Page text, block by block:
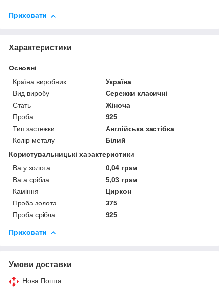
Приховати
Характеристики
Основні
Країна виробник
Україна
Вид виробу
Сережки класичні
Стать
Жіноча
Проба
925
Тип застежки
Англійська застібка
Колір металу
Білий
Користувальницькі характеристики
Вагу золота
0,04 грам
Вага срібла
5,03 грам
Каміння
Циркон
Проба золота
375
Проба срібла
925
Приховати
Умови доставки
Нова Пошта